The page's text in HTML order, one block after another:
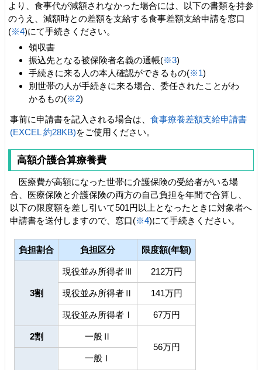
より、食事代が減額されなかった場合には、以下の書類を持参
のうえ、減額時との差額を支給する食事差額支給申請を窓口
(※4)にて手続きください。
領収書
振込先となる被保険者名義の通帳(※3)
手続きに来る人の本人確認ができるもの(※1)
別世帯の人が手続きに来る場合、委任されたことがわ
かるもの(※2)
事前に申請書を記入される場合は、 食事療養差額支給申請書
(EXCEL 約28KB)をご使用ください。
高額介護合算療養費
医療費が高額になった世帯に介護保険の受給者がいる場
合、医療保険と介護保険の両方の自己負担を年間で合算し、
以下の限度額を差し引いて501円以上となったときに対象者へ
申請書を送付しますので、窓口(※4)にて手続きください。
負担割合 負担区分 限度額(年額)
3割
現役並み所得者Ⅲ 212万円
現役並み所得者Ⅱ 141万円
現役並み所得者Ⅰ 67万円
2割
一般Ⅱ
56万円
一般Ⅰ